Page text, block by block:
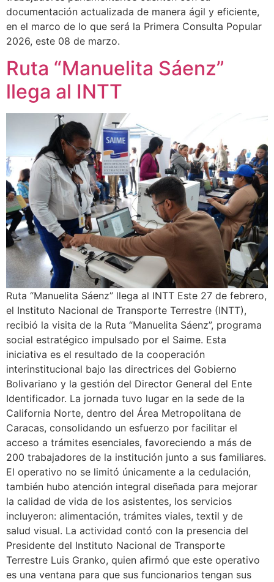
documentación actualizada de manera ágil y eficiente,
en el marco de lo que será la Primera Consulta Popular
2026, este 08 de marzo.
Ruta “Manuelita Sáenz”
llega al INTT
Ruta “Manuelita Sáenz” llega al INTT Este 27 de febrero,
el Instituto Nacional de Transporte Terrestre (INTT),
recibió la visita de la Ruta “Manuelita Sáenz”, programa
social estratégico impulsado por el Saime. Esta
iniciativa es el resultado de la cooperación
interinstitucional bajo las directrices del Gobierno
Bolivariano y la gestión del Director General del Ente
Identificador. La jornada tuvo lugar en la sede de la
California Norte, dentro del Área Metropolitana de
Caracas, consolidando un esfuerzo por facilitar el
acceso a trámites esenciales, favoreciendo a más de
200 trabajadores de la institución junto a sus familiares.
El operativo no se limitó únicamente a la cedulación,
también hubo atención integral diseñada para mejorar
la calidad de vida de los asistentes, los servicios
incluyeron: alimentación, trámites viales, textil y de
salud visual. La actividad contó con la presencia del
Presidente del Instituto Nacional de Transporte
Terrestre Luis Granko, quien afirmó que este operativo
es una ventana para que sus funcionarios tengan sus